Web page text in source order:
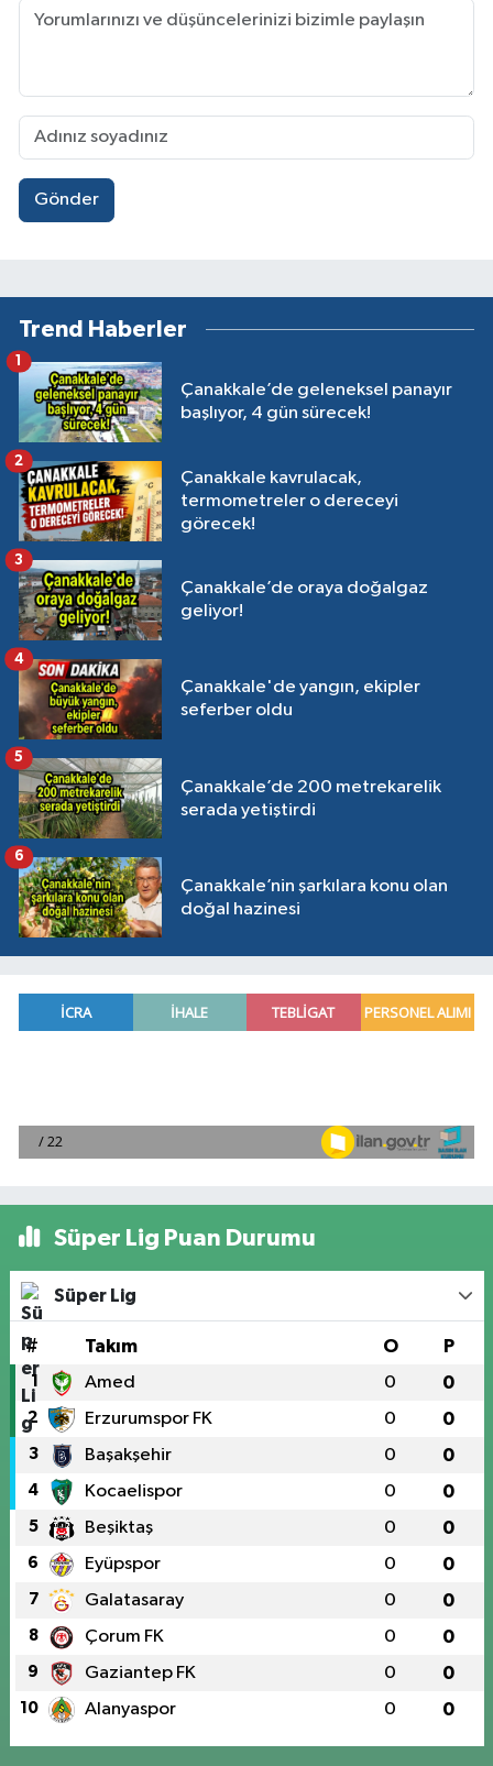
Gönder
Trend Haberler
Çanakkale’de geleneksel panayır
başlıyor, 4 gün sürecek!
1
Çanakkale kavrulacak,
termometreler o dereceyi
görecek!
2
Çanakkale’de oraya doğalgaz
geliyor!
3
Çanakkale'de yangın, ekipler
seferber oldu
4
Çanakkale’de 200 metrekarelik
serada yetiştirdi
5
Çanakkale’nin şarkılara konu olan
doğal hazinesi
6
Süper Lig Puan Durumu
Süper Lig
# Takım O P
1 Amed 0 0
2 Erzurumspor FK 0 0
3 Başakşehir 0 0
4 Kocaelispor 0 0
5 Beşiktaş 0 0
6 Eyüpspor 0 0
7 Galatasaray 0 0
8 Çorum FK 0 0
9 Gaziantep FK 0 0
10 Alanyaspor 0 0